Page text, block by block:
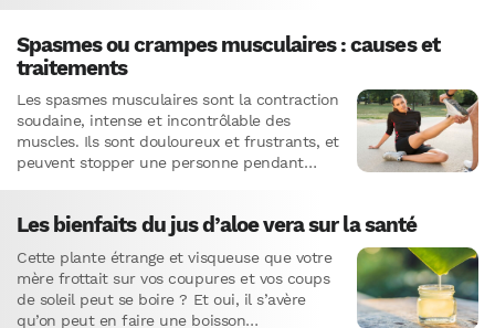
Spasmes ou crampes musculaires : causes et
traitements
Les spasmes musculaires sont la contraction
soudaine, intense et incontrôlable des
muscles. Ils sont douloureux et frustrants, et
peuvent stopper une personne pendant
Les bienfaits du jus d’aloe vera sur la santé
Cette plante étrange et visqueuse que votre
mère frottait sur vos coupures et vos coups
de soleil peut se boire ? Et oui, il s’avère
qu’on peut en faire une boisson…